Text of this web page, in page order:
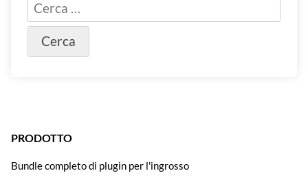
PRODOTTO
Bundle completo di plugin per l'ingrosso